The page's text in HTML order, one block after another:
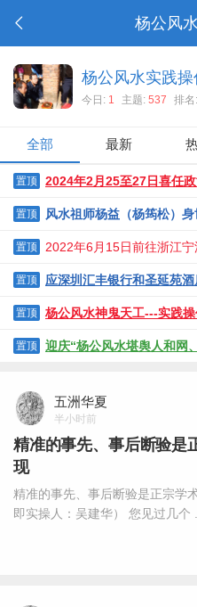
杨公风
杨公风水实践操
今日: 1 主题: 537 排名:
全部 最新
置顶 2024年2月25至27日喜任政
置顶 风水祖师杨益（杨筠松）
置顶 2022年6月15日前往浙江
置顶 应深圳汇丰银行和圣延苑
得圆满成功
置顶 杨公风水神鬼天工---实践
置顶 迎庆“杨公风水堪舆人和网
五洲华夏
半小时前
精准的事先、事后断验是
现
精准的事先、事后断验是正宗学
即实操人：吴建华） 您见过几个 ...